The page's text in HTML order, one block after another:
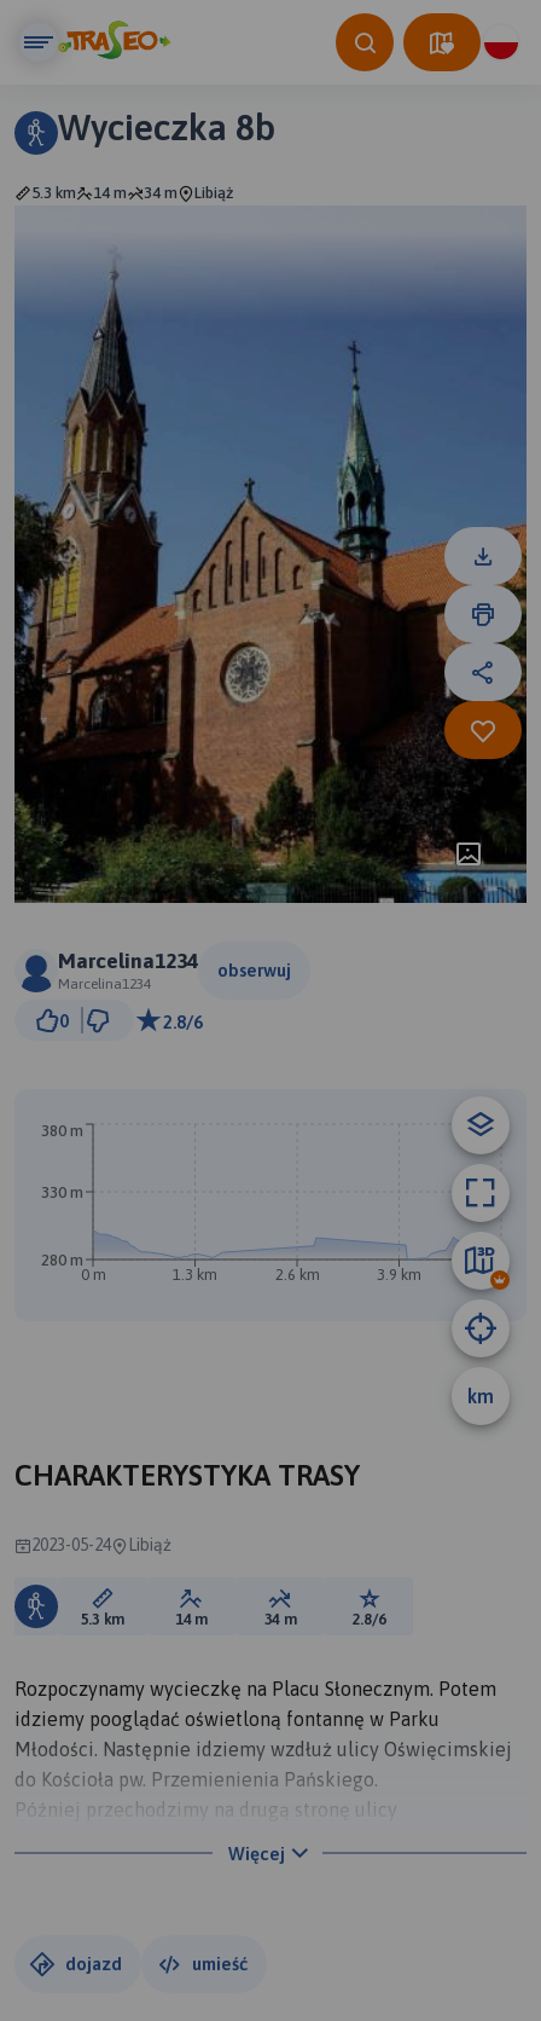
Wycieczka 8b
5.3 km 14 m 34 m Libiąż
Marcelina1234
Marcelina1234
obserwuj
0 2.8/6
A
km
0 m 1.3 km 2.6 km 3.9 km 5.2 km
280 m
330 m
380 m
CHARAKTERYSTYKA TRASY
2023-05-24 Libiąż
Długość trasy:
5.3 km Suma przewyższeń:
14 m Suma spadków:
34 m Ocena trasy:
2.8/6
Rozpoczynamy wycieczkę na Placu Słonecznym. Potem
idziemy pooglądać oświetloną fontannę w Parku
Młodości. Następnie idziemy wzdłuż ulicy Oświęcimskiej
do Kościoła pw. Przemienienia Pańskiego.
Później przechodzimy na drugą stronę ulicy
"Barbarossa". Następnie idziemy zwiedzić Kaplicę
Więcej
dojazd umieść